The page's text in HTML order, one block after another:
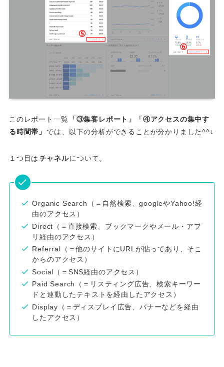
このレポート一覧
「③集客レポート」「④アクセスの集中す
る時間帯」
では、以下の分析ができることが分かりました^^↓
１つ目は チャネルについて。
Organic Search（＝自然検索、googleやYahoo!経
由のアクセス）
Direct（＝直接検索、ブックマークやメール・アプ
リ経由のアクセス）
Referral（＝他のサイトにURLが貼ってあり、そこ
からのアクセス）
Social（＝SNS経由のアクセス）
Paid Search（＝リスティング広告、検索キーワー
ドと連動したテキストを経由したアクセス）
Display（＝ディスプレイ広告、バナーなどを経由
したアクセス）